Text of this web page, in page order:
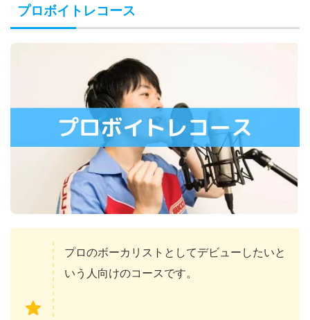
プロボイトレコース
プロのボーカリストとしてデビューしたいと
いう人向けのコースです。